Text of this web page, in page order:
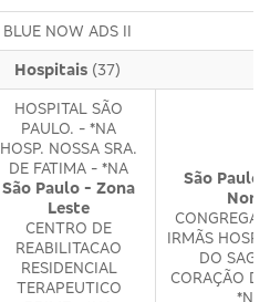
BLUE NOW ADS II
Hospitais (37)
HOSPITAL SÃO
PAULO. - *NA
HOSP. NOSSA SRA.
DE FATIMA - *NA
São Paulo - Zona
Leste
CENTRO DE
REABILITACAO
RESIDENCIAL
TERAPEUTICO
São Paulo
IRMÃS
DO
CORAÇÃO
*NA